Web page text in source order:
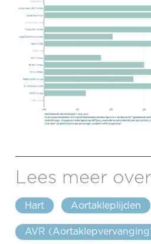
Lees meer over
Hart Aortakleplijden
AVR